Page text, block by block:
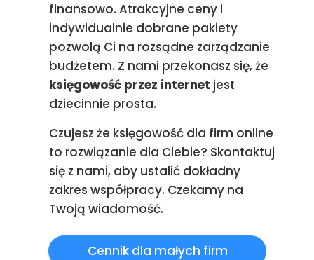
Cennik dla małych firm
finansowo. Atrakcyjne ceny i
indywidualnie dobrane pakiety
pozwolą Ci na rozsądne zarządzanie
budżetem. Z nami przekonasz się, że
księgowość przez internet jest
dziecinnie prosta.
Czujesz że księgowość dla firm online
to rozwiązanie dla Ciebie? Skontaktuj
się z nami, aby ustalić dokładny
zakres współpracy. Czekamy na
Twoją wiadomość.